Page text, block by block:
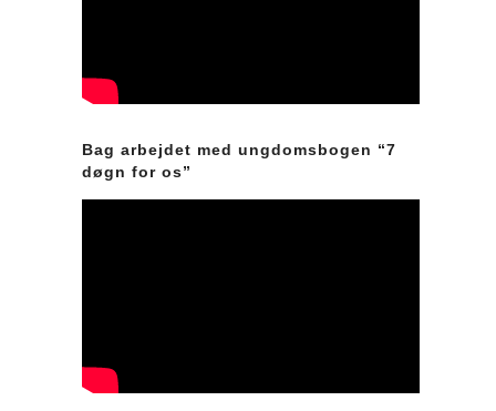
Bag arbejdet med ungdomsbogen “7
døgn for os”